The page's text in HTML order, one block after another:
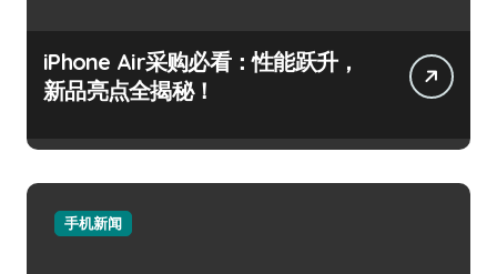
iPhone Air采购必看：性能跃升，
新品亮点全揭秘！
手机新闻